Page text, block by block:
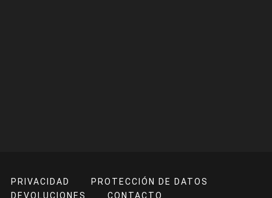
PRIVACIDAD
PROTECCIÓN DE DATOS
DEVOLUCIONES
CONTACTO